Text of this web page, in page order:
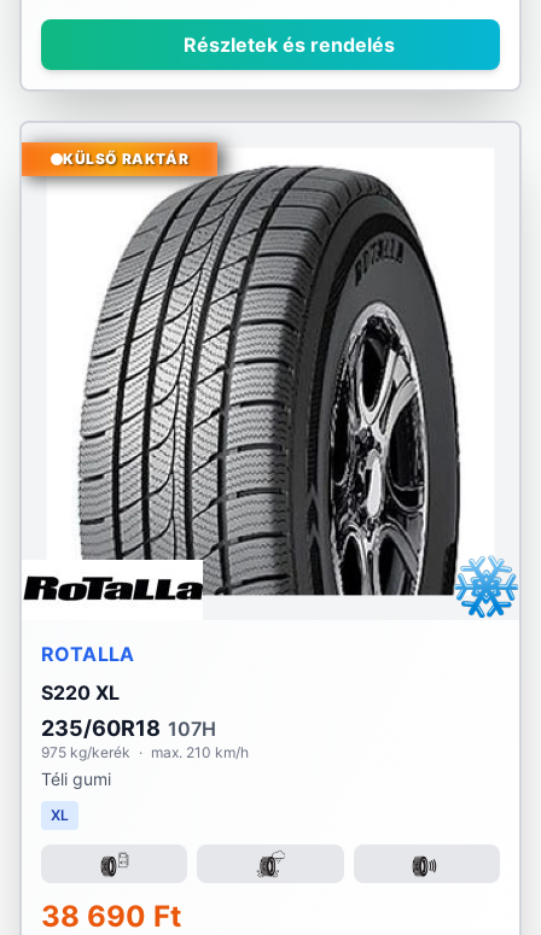
Részletek és rendelés
KÜLSŐ RAKTÁR
ROTALLA
S220 XL
235/60R18 107H
975 kg/kerék · max. 210 km/h
Téli gumi
XL
38 690 Ft